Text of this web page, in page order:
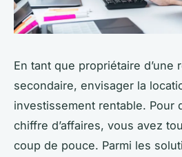
En tant que propriétaire d’une
secondaire, envisager la
investissement rentable. Pour
chiffre d’affaires, vous avez
coup de pouce. Parmi les